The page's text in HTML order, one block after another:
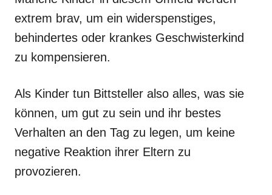
extrem brav, um ein widerspenstiges,
behindertes oder krankes Geschwisterkind
zu kompensieren.
Als Kinder tun Bittsteller also alles, was sie
können, um gut zu sein und ihr bestes
Verhalten an den Tag zu legen, um keine
negative Reaktion ihrer Eltern zu
provozieren.